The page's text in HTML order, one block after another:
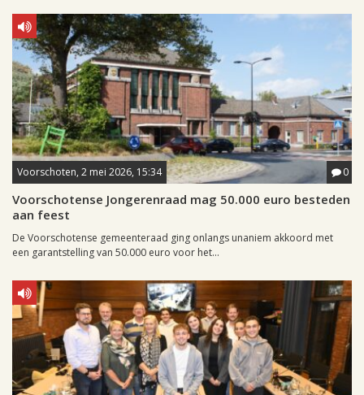
Voorschoten, 2 mei 2026, 15:34 0
Voorschotense Jongerenraad mag 50.000 euro besteden
aan feest
De Voorschotense gemeenteraad ging onlangs unaniem akkoord met
een garantstelling van 50.000 euro voor het...